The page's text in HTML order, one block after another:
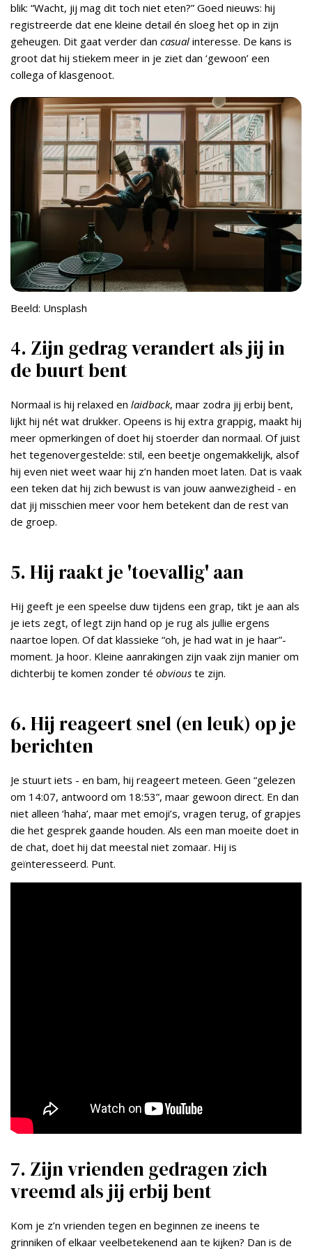
blik: “Wacht, jij mag dit toch niet eten?” Goed nieuws: hij
registreerde dat ene kleine detail én sloeg het op in zijn
geheugen. Dit gaat verder dan casual interesse. De kans is
groot dat hij stiekem meer in je ziet dan ‘gewoon’ een
collega of klasgenoot.
Beeld: Unsplash
4. Zijn gedrag verandert als jij in
de buurt bent
Normaal is hij relaxed en laidback, maar zodra jij erbij bent,
lijkt hij nét wat drukker. Opeens is hij extra grappig, maakt hij
meer opmerkingen of doet hij stoerder dan normaal. Of juist
het tegenovergestelde: stil, een beetje ongemakkelijk, alsof
hij even niet weet waar hij z’n handen moet laten. Dat is vaak
een teken dat hij zich bewust is van jouw aanwezigheid - en
dat jij misschien meer voor hem betekent dan de rest van
de groep.
5. Hij raakt je 'toevallig' aan
Hij geeft je een speelse duw tijdens een grap, tikt je aan als
je iets zegt, of legt zijn hand op je rug als jullie ergens
naartoe lopen. Of dat klassieke “oh, je had wat in je haar”-
moment. Ja hoor. Kleine aanrakingen zijn vaak zijn manier om
dichterbij te komen zonder té obvious te zijn.
6. Hij reageert snel (en leuk) op je
berichten
Je stuurt iets - en bam, hij reageert meteen. Geen “gelezen
om 14:07, antwoord om 18:53”, maar gewoon direct. En dan
niet alleen ‘haha’, maar met emoji’s, vragen terug, of grapjes
die het gesprek gaande houden. Als een man moeite doet in
de chat, doet hij dat meestal niet zomaar. Hij is
geïnteresseerd. Punt.
7. Zijn vrienden gedragen zich
vreemd als jij erbij bent
Kom je z’n vrienden tegen en beginnen ze ineens te
grinniken of elkaar veelbetekenend aan te kijken? Dan is de